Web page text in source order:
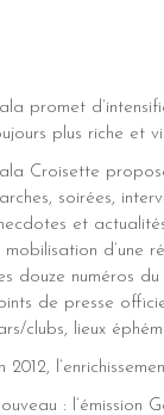
promet
plus riche et
Croisette
soirées,
et
mobilisation d’une
douze numéros
de presse
clubs, lieux
2012,
: l’émission